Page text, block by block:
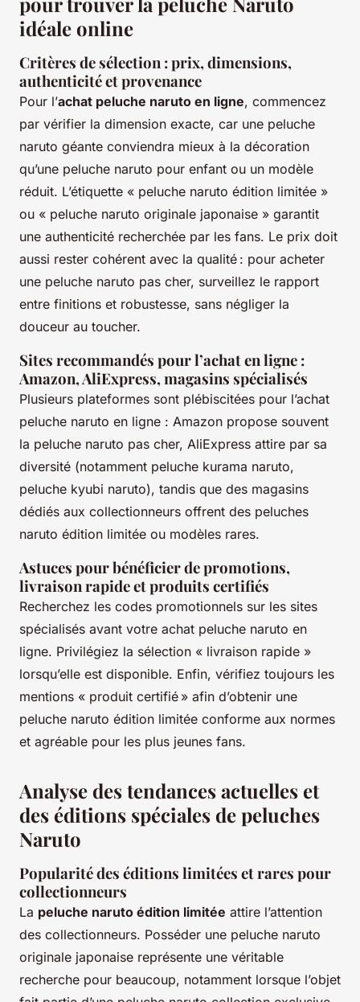
idéale online
Critères de sélection : prix, dimensions,
authenticité et provenance
Pour l’achat peluche naruto en ligne, commencez
par vérifier la dimension exacte, car une peluche
naruto géante conviendra mieux à la décoration
qu’une peluche naruto pour enfant ou un modèle
réduit. L’étiquette « peluche naruto édition limitée »
ou « peluche naruto originale japonaise » garantit
une authenticité recherchée par les fans. Le prix doit
aussi rester cohérent avec la qualité : pour acheter
une peluche naruto pas cher, surveillez le rapport
entre finitions et robustesse, sans négliger la
douceur au toucher.
Sites recommandés pour l’achat en ligne :
Amazon, AliExpress, magasins spécialisés
Plusieurs plateformes sont plébiscitées pour l’achat
peluche naruto en ligne : Amazon propose souvent
la peluche naruto pas cher, AliExpress attire par sa
diversité (notamment peluche kurama naruto,
peluche kyubi naruto), tandis que des magasins
dédiés aux collectionneurs offrent des peluches
naruto édition limitée ou modèles rares.
Astuces pour bénéficier de promotions,
livraison rapide et produits certifiés
Recherchez les codes promotionnels sur les sites
spécialisés avant votre achat peluche naruto en
ligne. Privilégiez la sélection « livraison rapide »
lorsqu’elle est disponible. Enfin, vérifiez toujours les
mentions « produit certifié » afin d’obtenir une
peluche naruto édition limitée conforme aux normes
et agréable pour les plus jeunes fans.
Analyse des tendances actuelles et
des éditions spéciales de peluches
Naruto
Popularité des éditions limitées et rares pour
collectionneurs
La peluche naruto édition limitée attire l’attention
des collectionneurs. Posséder une peluche naruto
originale japonaise représente une véritable
recherche pour beaucoup, notamment lorsque l’objet